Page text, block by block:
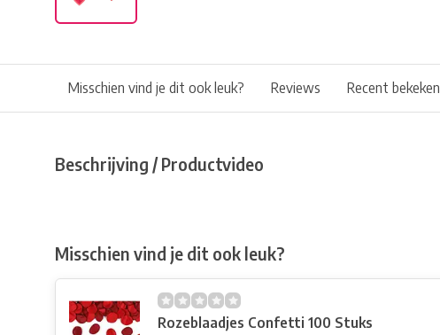
Misschien vind je dit ook leuk? Reviews Recent bekeken
Beschrijving / Productvideo
Misschien vind je dit ook leuk?
Rozeblaadjes Confetti 100 Stuks